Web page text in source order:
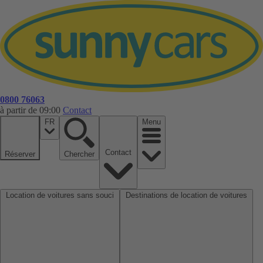
0800 76063
à partir de 09:00 Contact
Réserver
FR
Chercher
Menu